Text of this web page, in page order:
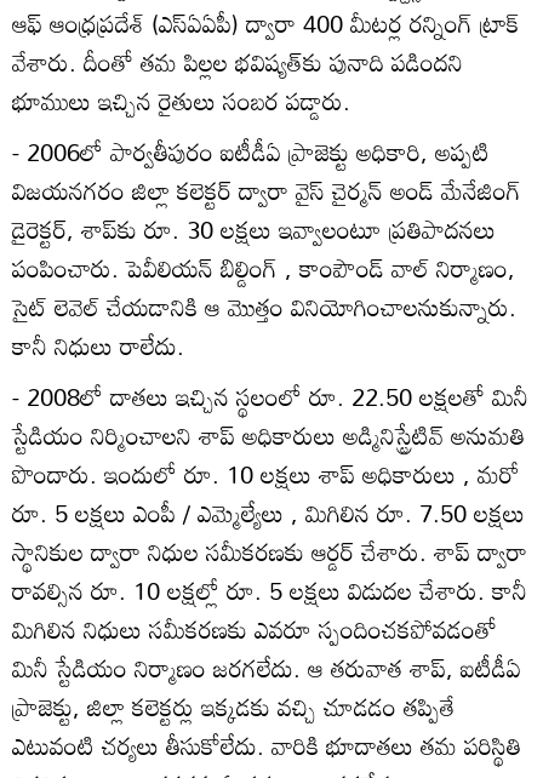
ఆఫ్‌ ఆంధ్రప్రదేశ్‌ (ఎస్‌ఏఏపీ) ద్వారా 400 మీటర్ల రన్నింగ్‌ ట్రాక్‌
వేశారు. దీంతో తమ పిల్లల భవిష్యత్‌కు పునాది పడిందని
భూములు ఇచ్చిన రైతులు సంబర పడ్డారు.
- 2006లో పార్వతీపురం ఐటీడీఏ ప్రాజెక్టు అధికారి, అప్పటి
విజయనగరం జిల్లా కలెక్టర్‌ ద్వారా వైస్‌ చైర్మన్‌ అండ్‌ మేనేజింగ్‌
డైరెక్టర్‌, శాప్‌కు రూ. 30 లక్షలు ఇవ్వాలంటూ ప్రతిపాదనలు
పంపించారు. పెవీలియన్‌ బిల్డింగ్‌ , కాంపౌండ్‌ వాల్‌ నిర్మాణం,
సైట్‌ లెవెల్‌ చేయడానికి ఆ మొత్తం వినియోగించాలనుకున్నారు.
కానీ నిధులు రాలేదు.
- 2008లో దాతలు ఇచ్చిన స్థలంలో రూ. 22.50 లక్షలతో మినీ
స్టేడియం నిర్మించాలని శాప్‌ అధికారులు అడ్మినిస్ట్రేటివ్‌ అనుమతి
పొందారు. ఇందులో రూ. 10 లక్షలు శాప్‌ అధికారులు , మరో
రూ. 5 లక్షలు ఎంపీ / ఎమ్మెల్యేలు , మిగిలిన రూ. 7.50 లక్షలు
స్థానికుల ద్వారా నిధుల సమీకరణకు ఆర్డర్‌ చేశారు. శాప్‌ ద్వారా
రావల్సిన రూ. 10 లక్షల్లో రూ. 5 లక్షలు విడుదల చేశారు. కానీ
మిగిలిన నిధులు సమీకరణకు ఎవరూ స్పందించకపోవడంతో
మినీ స్టేడియం నిర్మాణం జరగలేదు. ఆ తరువాత శాప్‌, ఐటీడీఏ
ప్రాజెక్టు, జిల్లా కలెక్టర్లు ఇక్కడకు వచ్చి చూడడం తప్పితే
ఎటువంటి చర్యలు తీసుకోలేదు. వారికి భూదాతలు తమ పరిస్థితి